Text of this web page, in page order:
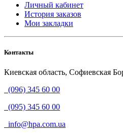
Личный кабинет
История заказов
Мои закладки
Контакты
Киевская область, Софиевская
(096) 345 60 00
(095) 345 60 00
info@hpa.com.ua